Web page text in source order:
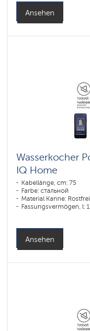
Ansehen
Wasserkocher
IQ Home
Kabellänge, cm: 75
Farbe: стальной
Material Kanne:
Fassungsvermögen, l:
Ansehen